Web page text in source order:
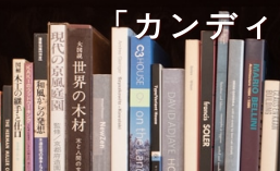
「カンデ